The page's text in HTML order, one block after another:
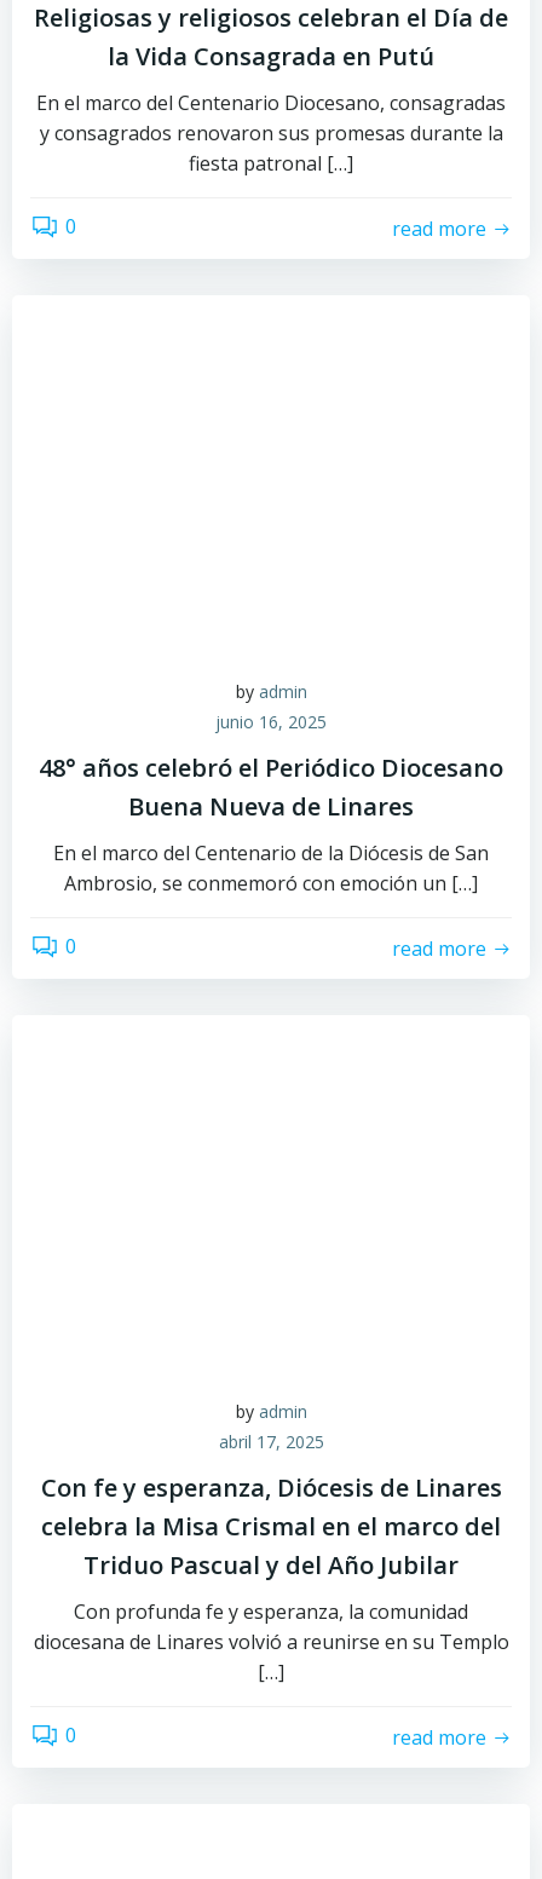
Religiosas y religiosos celebran el Día de
la Vida Consagrada en Putú
En el marco del Centenario Diocesano, consagradas
y consagrados renovaron sus promesas durante la
fiesta patronal […]
0 read more
by admin
junio 16, 2025
48° años celebró el Periódico Diocesano
Buena Nueva de Linares
En el marco del Centenario de la Diócesis de San
Ambrosio, se conmemoró con emoción un […]
0 read more
by admin
abril 17, 2025
Con fe y esperanza, Diócesis de Linares
celebra la Misa Crismal en el marco del
Triduo Pascual y del Año Jubilar
Con profunda fe y esperanza, la comunidad
diocesana de Linares volvió a reunirse en su Templo
[…]
0 read more